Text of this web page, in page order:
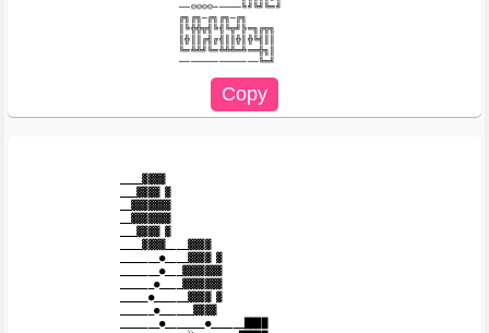
──☺☺☺☺─────╚╝╚╝╚═╝
╔╗╔╗─╔╗╔╗─╔╗
║╚╬╬╦╣╚╣╚╦╝╠═╗╔╦╗
║╬║║╔╣╔╣║║╬║╬╚╣║║
╚═╩╩╝╚═╩╩╩═╩══╬╗║
____▓▓▓▓
___▓▓▓▓ ▓
__▓▓▓▓▓▓▓
__▓▓▓▓▓▓▓
___▓▓▓▓ ▓
____▓▓▓▓____▓▓▓▓
_______●____▓▓▓▓ ▓
_______●___▓▓▓▓▓▓▓
______●____▓▓▓▓▓▓▓
_____●______▓▓▓▓ ▓
______●______▓▓▓▓
_______●_______●______████